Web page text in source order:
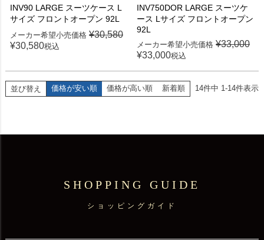
INV90 LARGE スーツケース L
サイズ フロントオープン 92L
メーカー希望小売価格 ¥30,580
¥30,580税込
INV750DOR LARGE スーツケ
ース Lサイズ フロントオープン
92L
メーカー希望小売価格 ¥33,000
¥33,000税込
並び替え 価格が安い順 価格が高い順 新着順 14件中 1-14件表示
SHOPPING GUIDE
ショッピングガイド